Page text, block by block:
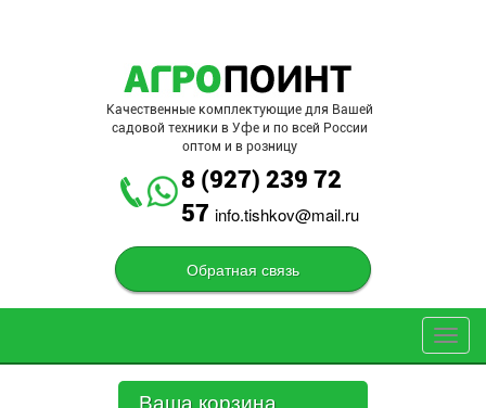
Качественные комплектующие для Вашей
садовой техники в Уфе и по всей России
оптом и в розницу
8 (927) 239 72
57 info.tishkov@mail.ru
Обратная связь
Ваша корзина